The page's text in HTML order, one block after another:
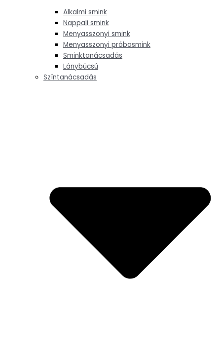
Alkalmi smink
Nappali smink
Menyasszonyi smink
Menyasszonyi próbasmink
Sminktanácsadás
Lánybúcsú
Színtanácsadás